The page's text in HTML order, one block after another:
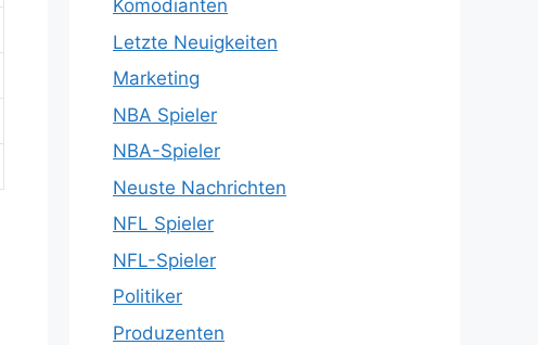
Komödianten
Letzte Neuigkeiten
Marketing
NBA Spieler
NBA-Spieler
Neuste Nachrichten
NFL Spieler
NFL-Spieler
Politiker
Produzenten